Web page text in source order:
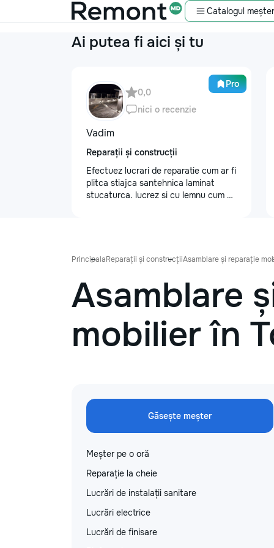
Catalogul
Ai putea fi aici și tu
Pro
0,0
nici o recenzie
Vadim
Reparații și construcții
Efectuez lucrari de reparatie cum ar fi
plitca stiajca santehnica laminat
stucaturca. lucrez si cu lemnu cum ar
PrincipalaReparații și construcțiiAsamblare și reparație
Asamblare
mobilier în
Găsește meșter
Meșter pe o oră
Reparație la cheie
Lucrări de instalații sanitare
Lucrări electrice
Lucrări de finisare